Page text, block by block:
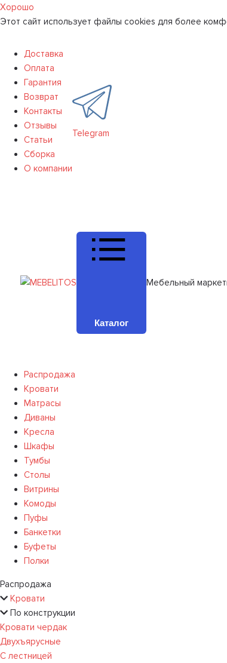
Хорошо
Этот сайт использует файлы cookies для более
Доставка
Оплата
Гарантия
Возврат
Контакты
Отзывы
Статьи
Сборка
О компании
Telegram
Каталог
Мебельный
Распродажа
Кровати
Матрасы
Диваны
Кресла
Шкафы
Тумбы
Столы
Витрины
Комоды
Пуфы
Банкетки
Буфеты
Полки
Распродажа
Кровати
По конструкции
Кровати чердак
Двухъярусные
С лестницей